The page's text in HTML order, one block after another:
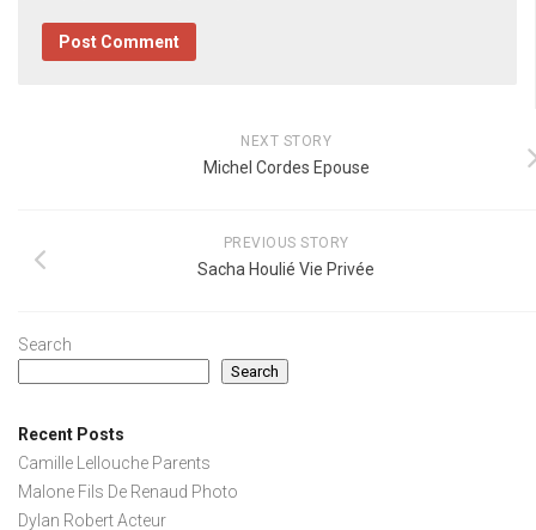
NEXT STORY
Michel Cordes Epouse
PREVIOUS STORY
Sacha Houlié Vie Privée
Search
Search
Recent Posts
Camille Lellouche Parents
Malone Fils De Renaud Photo
Dylan Robert Acteur